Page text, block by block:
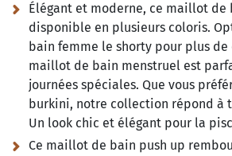
Élégant et moderne, ce maillot de
disponible en plusieurs coloris.
bain femme le shorty pour plus de
maillot de bain menstruel est
journées spéciales. Que vous
burkini, notre collection répond à
Un look chic et élégant pour la
Ce maillot de bain push up